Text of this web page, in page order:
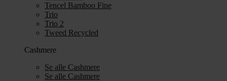
Tencel Bamboo Fine
Trio
Trio 2
Tweed Recycled
Cashmere
Se alle Cashmere
Se alle Cashmere